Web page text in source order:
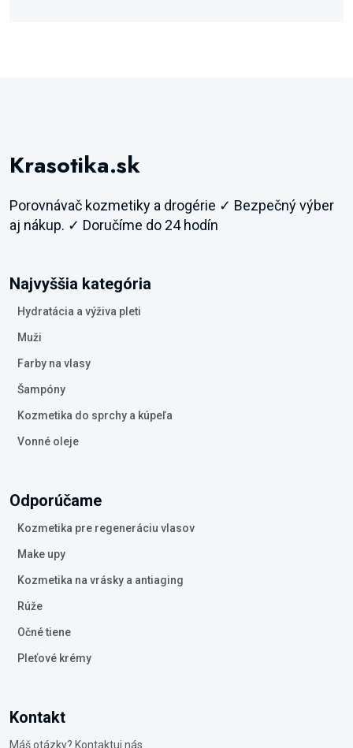
Krasotika.sk
Porovnávač kozmetiky a drogérie ✓ Bezpečný výber
aj nákup. ✓ Doručíme do 24 hodín
Najvyššia kategória
Hydratácia a výživa pleti
Muži
Farby na vlasy
Šampóny
Kozmetika do sprchy a kúpeľa
Vonné oleje
Odporúčame
Kozmetika pre regeneráciu vlasov
Make upy
Kozmetika na vrásky a antiaging
Rúže
Očné tiene
Pleťové krémy
Kontakt
Máš otázky? Kontaktuj nás